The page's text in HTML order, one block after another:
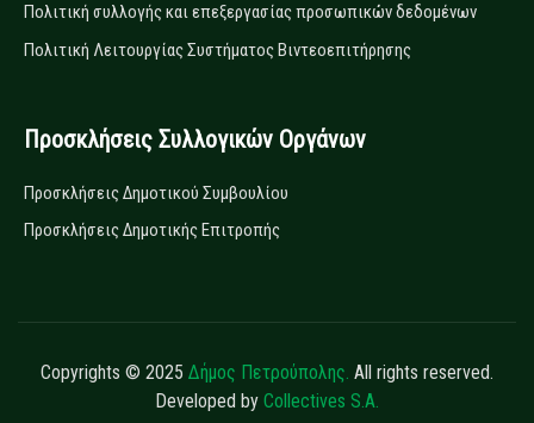
Πολιτική συλλογής και επεξεργασίας προσωπικών δεδομένων
Πολιτική Λειτουργίας Συστήματος Βιντεοεπιτήρησης
Προσκλήσεις Συλλογικών Οργάνων
Προσκλήσεις Δημοτικού Συμβουλίου
Προσκλήσεις Δημοτικής Επιτροπής
Copyrights © 2025 Δήμος Πετρούπολης. All rights reserved.
Developed by Collectives S.A.